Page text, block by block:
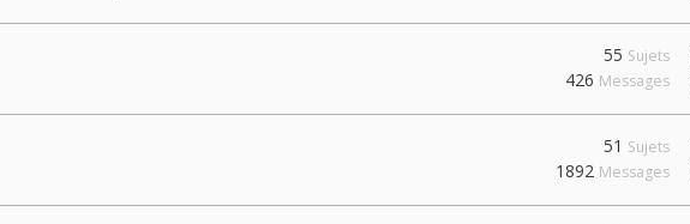
55 Sujets
426 Messages
51 Sujets
1892 Messages